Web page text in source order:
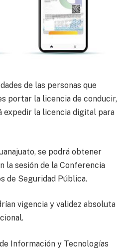
de las personas que
portar la licencia de conducir,
expedir la licencia digital para
se podrá obtener
la sesión de la Conferencia
de Seguridad Pública.
vigencia y validez absoluta
Información y Tecnologías